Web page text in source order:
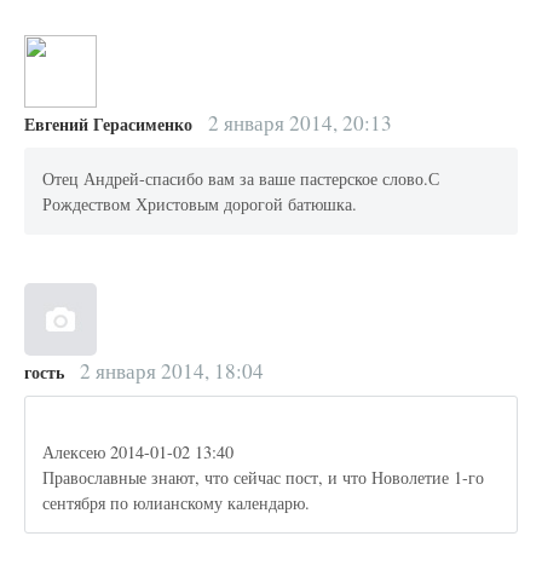
Евгений Герасименко 2 января 2014, 20:13
Отец Андрей-спасибо вам за ваше пастерское слово.С
Рождеством Христовым дорогой батюшка.
гость 2 января 2014, 18:04
Алексею 2014-01-02 13:40
Православные знают, что сейчас пост, и что Новолетие 1-го
сентября по юлианскому календарю.